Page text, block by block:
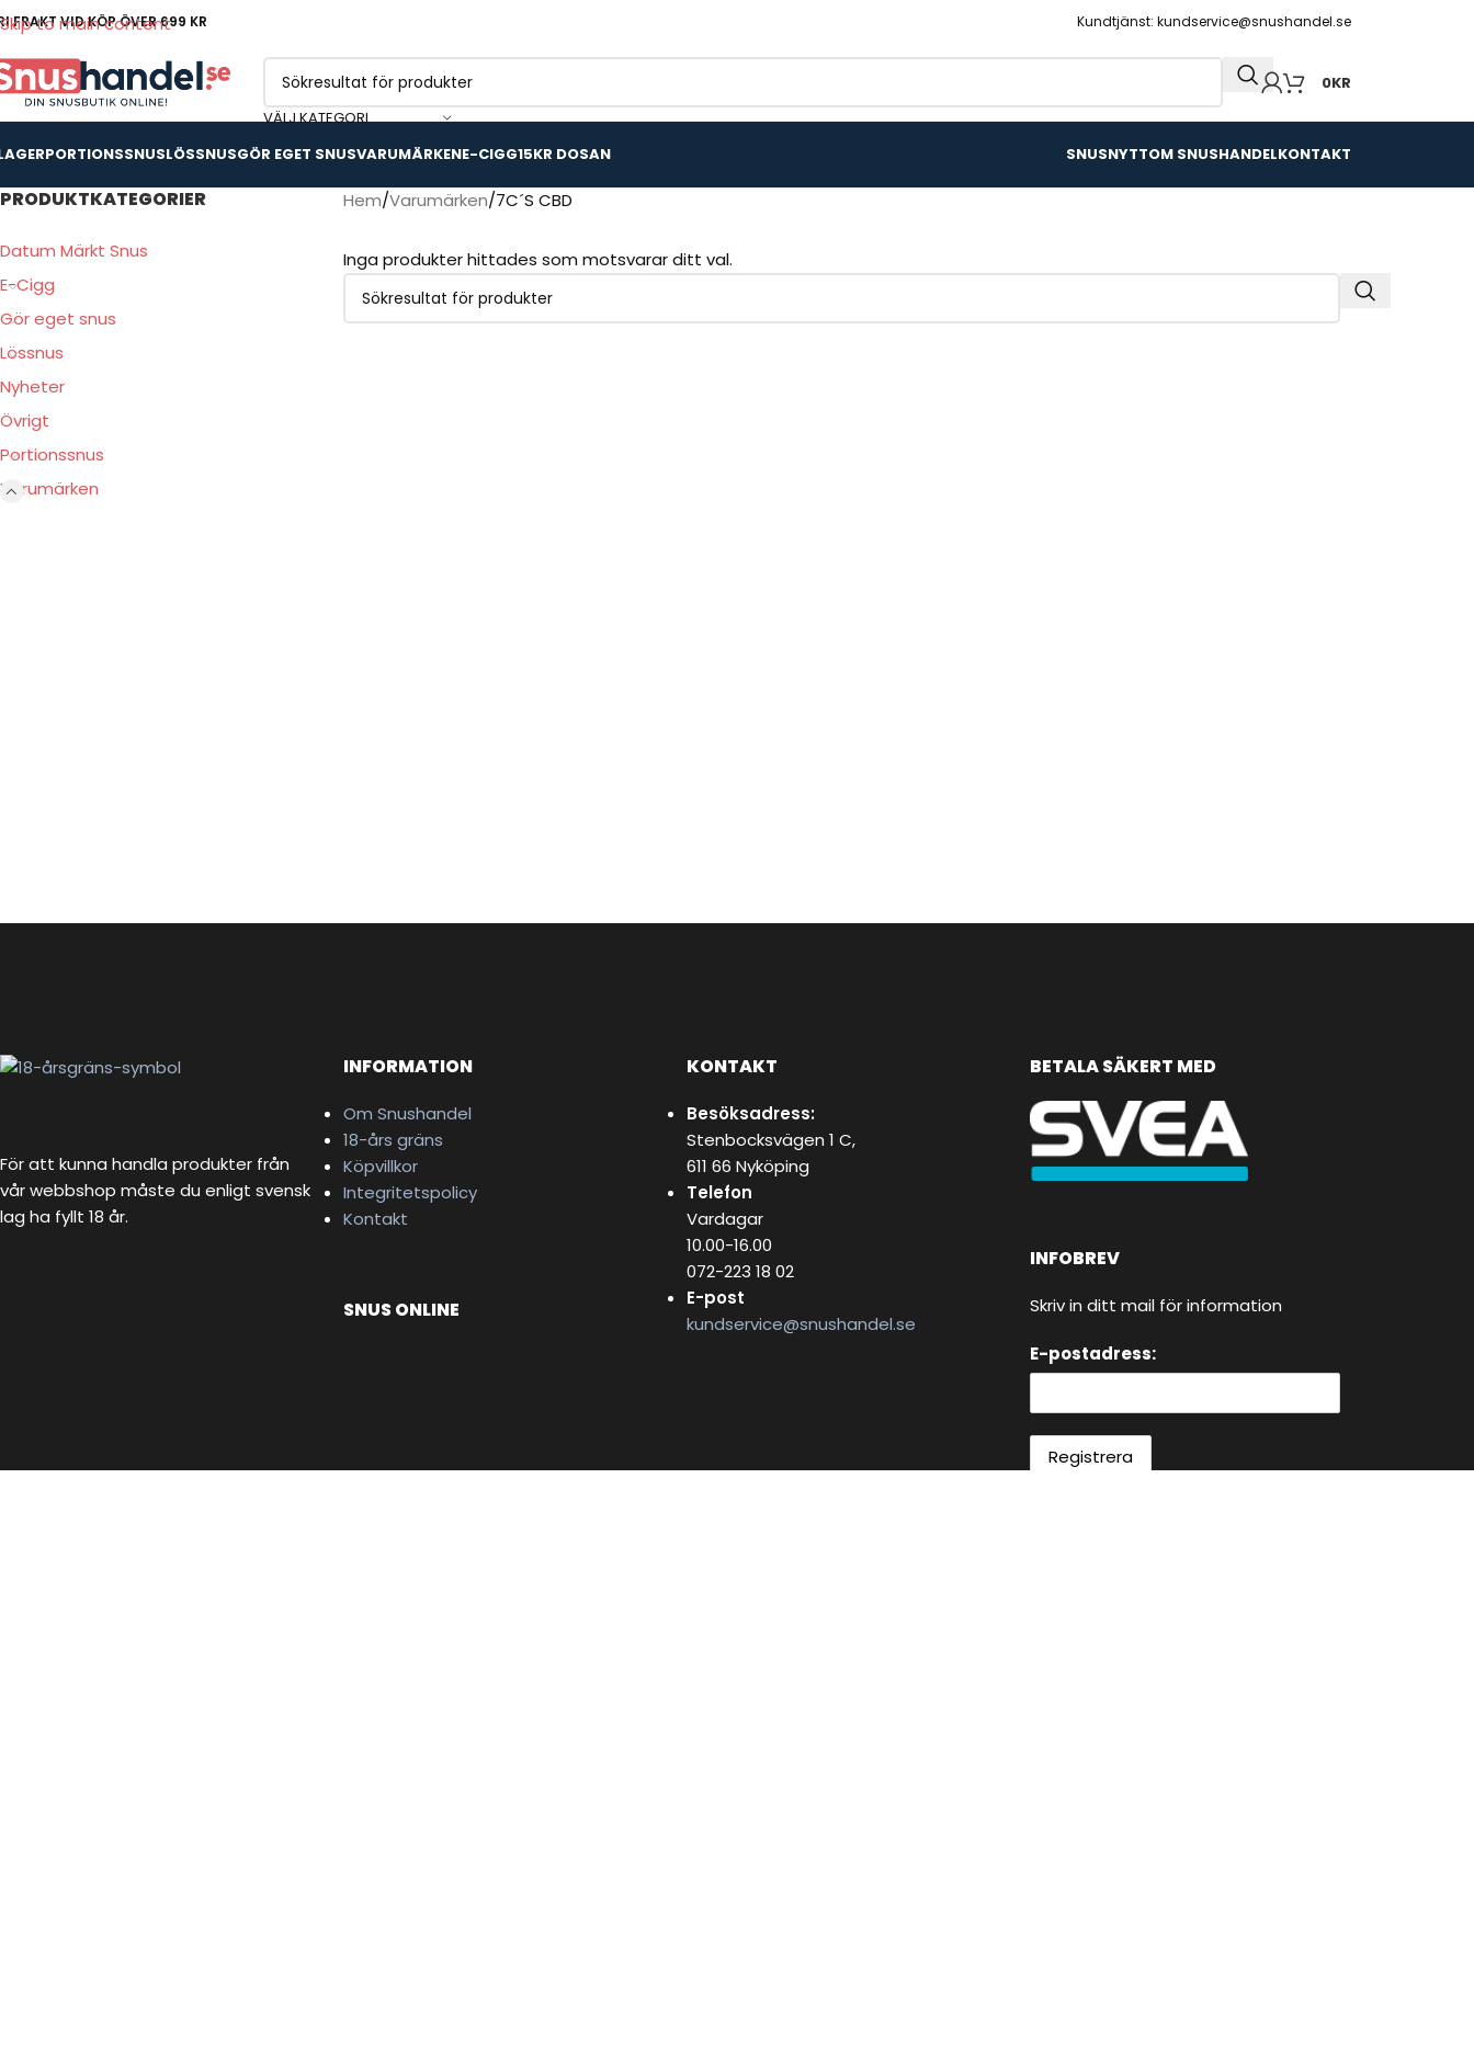
Skip to main content
FRAKT VID KÖP ÖVER 699 KR Kundtjänst: kundservice@snushandel.se
VÄLJ KATEGORI
0KR
PORTIONSSNUSLÖSSNUSGÖR EGET SNUSVARUMÄRKENE-CIGG15KR DOSAN SNUSNYTTOM SNUSHANDELKONTAKT
PRODUKTKATEGORIER
Datum Märkt Snus
E-Cigg
Gör eget snus
Lössnus
Nyheter
Övrigt
Portionssnus
Varumärken
Hem Varumärken 7C´S CBD
Inga produkter hittades som motsvarar ditt val.
För att kunna handla produkter från
vår webbshop måste du enligt svensk
lag ha fyllt 18 år.
INFORMATION
Om Snushandel
18-års gräns
Köpvillkor
Integritetspolicy
Kontakt
SNUS ONLINE
KONTAKT
Besöksadress:
Stenbocksvägen 1 C,
611 66 Nyköping
Telefon
Vardagar
10.00-16.00
072-223 18 02
E-post
kundservice@snushandel.se
BETALA SÄKERT MED
INFOBREV
Skriv in ditt mail för information
E-postadress: